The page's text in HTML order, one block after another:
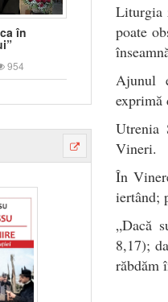
în
954
Liturgia
poate
Ajunul
Utrenia
Vineri.
În
iertând;
„Dacă
8,17);
răbdăm